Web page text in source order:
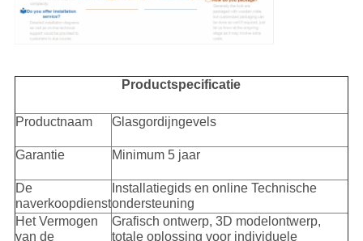
Productspecificatie
Productnaam Glasgordijngevels
Garantie Minimum 5 jaar
De
naverkoopdienst
Installatiegids en online Technische
ondersteuning
Het Vermogen
van de
Grafisch ontwerp, 3D modelontwerp,
totale oplossing voor individuele